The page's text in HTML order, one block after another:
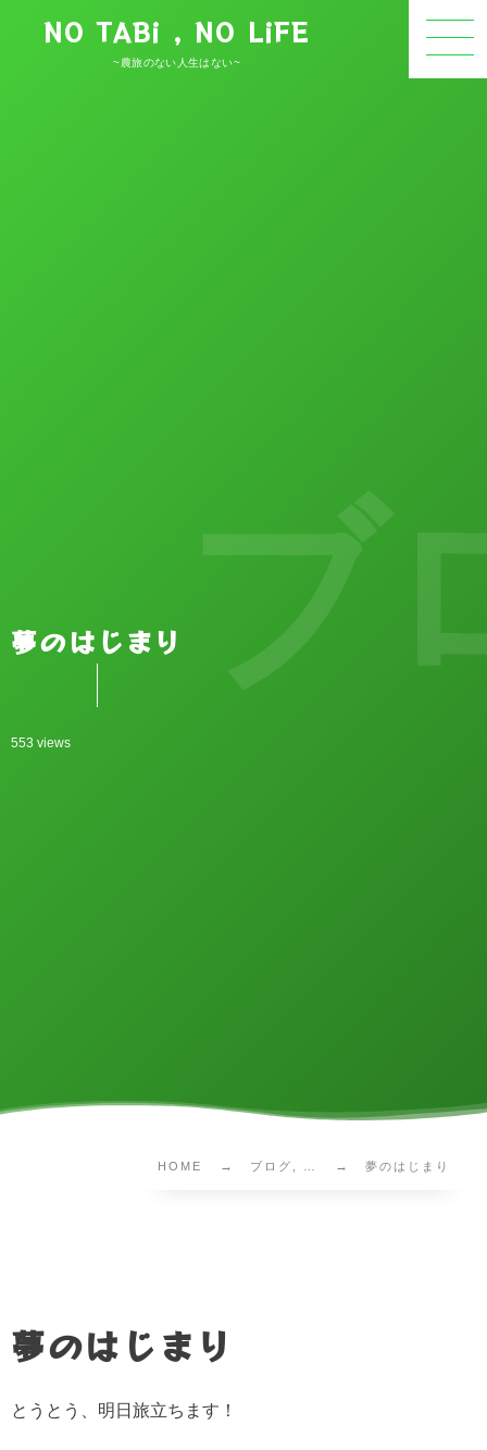
NO TABi , NO LiFE
~農旅のない人生はない~
夢のはじまり
553 views
ブ
HOME ブログ, … 夢のはじまり
夢のはじまり
とうとう、明日旅立ちます！